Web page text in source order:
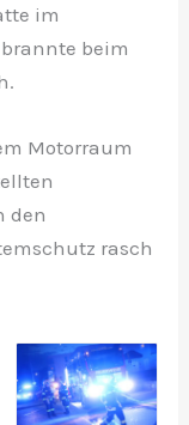
im
beim
Motorraum
den
rasch